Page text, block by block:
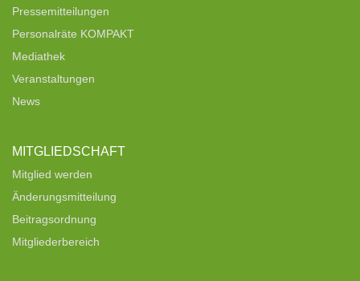
Pressemitteilungen
Personalräte KOMPAKT
Mediathek
Veranstaltungen
News
MITGLIEDSCHAFT
Mitglied werden
Änderungsmitteilung
Beitragsordnung
Mitgliederbereich